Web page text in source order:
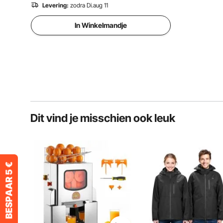
Levering: zodra Di.aug 11
In Winkelmandje
Dit vind je misschien ook leuk